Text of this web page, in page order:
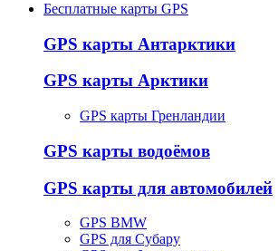
Бесплатные карты GPS
GPS карты Антарктики
GPS карты Арктики
GPS карты Гренландии
GPS карты водоёмов
GPS карты для автомобилей
GPS BMW
GPS для Субару